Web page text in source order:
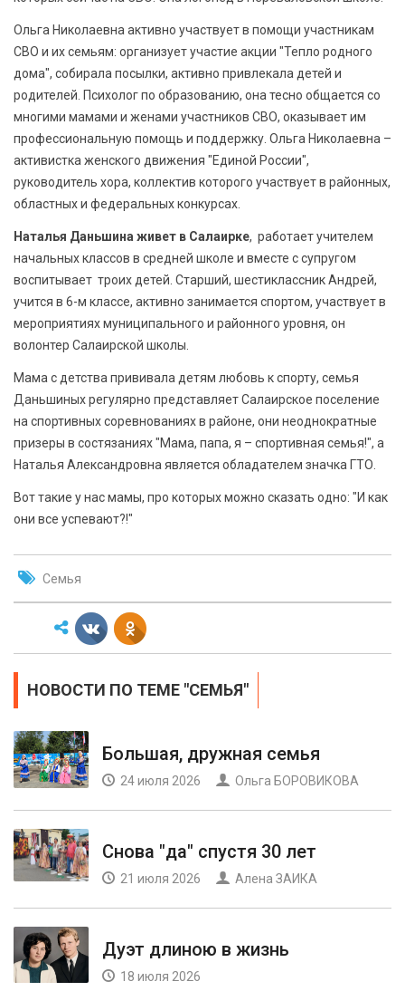
Ольга Николаевна активно участвует в помощи участникам
СВО и их семьям: организует участие акции "Тепло родного
дома", собирала посылки, активно привлекала детей и
родителей. Психолог по образованию, она тесно общается со
многими мамами и женами участников СВО, оказывает им
профессиональную помощь и поддержку. Ольга Николаевна –
активистка женского движения "Единой России",
руководитель хора, коллектив которого участвует в районных,
областных и федеральных конкурсах.
Наталья Даньшина живет в Салаирке, работает учителем
начальных классов в средней школе и вместе с супругом
воспитывает троих детей. Старший, шестиклассник Андрей,
учится в 6-м классе, активно занимается спортом, участвует в
мероприятиях муниципального и районного уровня, он
волонтер Салаирской школы.
Мама с детства прививала детям любовь к спорту, семья
Даньшиных регулярно представляет Салаирское поселение
на спортивных соревнованиях в районе, они неоднократные
призеры в состязаниях "Мама, папа, я – спортивная семья!", а
Наталья Александровна является обладателем значка ГТО.
Вот такие у нас мамы, про которых можно сказать одно: "И как
они все успевают?!"
Семья
НОВОСТИ ПО ТЕМЕ "СЕМЬЯ"
Большая, дружная семья
24 июля 2026 Ольга БОРОВИКОВА
Снова "да" спустя 30 лет
21 июля 2026 Алена ЗАИКА
Дуэт длиною в жизнь
18 июля 2026